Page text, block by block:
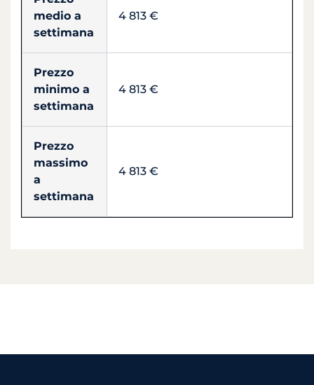
medio a
settimana
4 813 €
Prezzo
minimo a
settimana
4 813 €
Prezzo
massimo
a
settimana
4 813 €